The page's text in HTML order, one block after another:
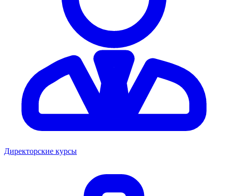
Директорские курсы